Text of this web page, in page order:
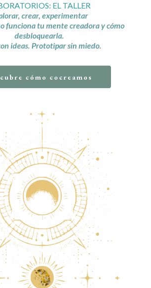
EL TALLER
crear, experimentar
funciona tu mente creadora y cómo
desbloquearla.
ideas. Prototipar sin miedo.
cómo cocreamos